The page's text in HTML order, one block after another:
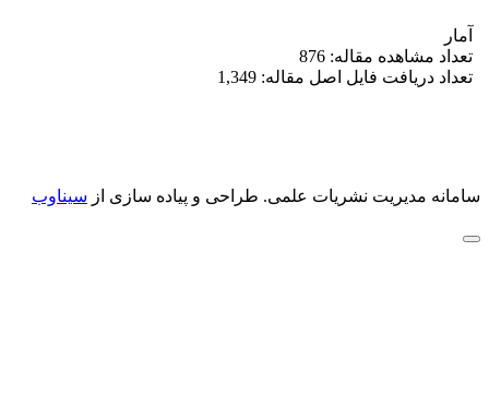
آمار
تعداد مشاهده مقاله: 876
تعداد دریافت فایل اصل مقاله: 1,349
سامانه مدیریت نشریات علمی. طراحی و پیاده سازی از سیناوب